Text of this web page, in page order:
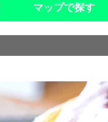
マップで探す